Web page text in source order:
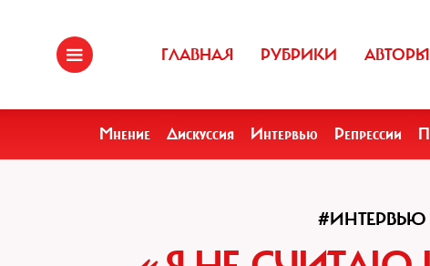
ГЛАВНАЯ РУБРИКИ АВТОРЫ
Мнение Дискуссия Интервью Репрессии
#ИНТЕРВЬЮ